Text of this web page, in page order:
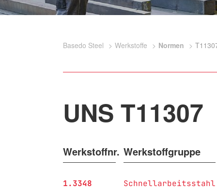
Basedo Steel Werkstoffe Normen
UNS T11307
Werkstoffnr. Werkstoffgruppe
1.3348 Schnellarbeitsstahl